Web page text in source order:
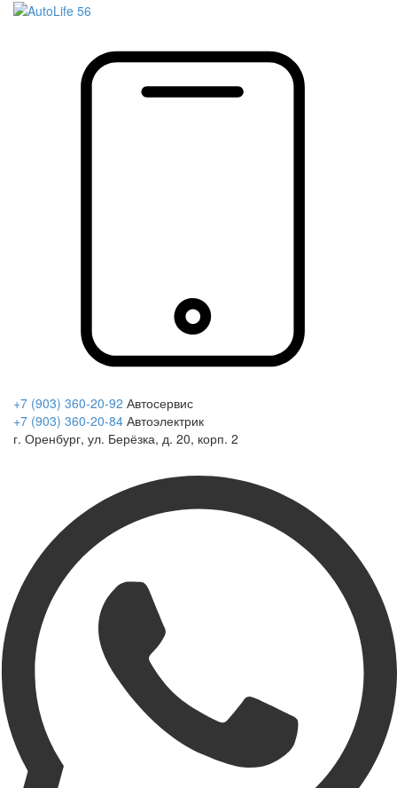
+7 (903) 360-20-92 Автосервис
+7 (903) 360-20-84 Автоэлектрик
г. Оренбург, ул. Берёзка, д. 20, корп. 2